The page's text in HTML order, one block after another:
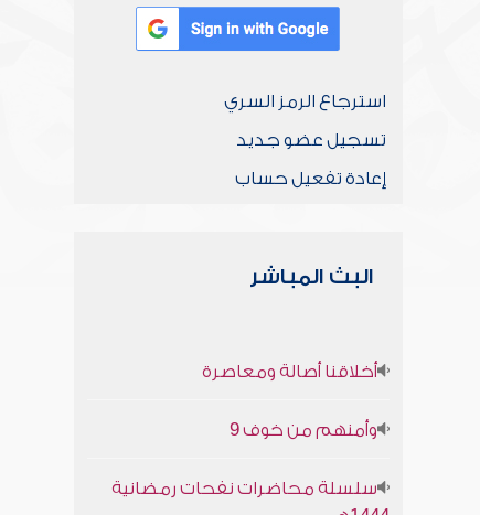
استرجاع الرمز السري
تسجيل عضو جديد
إعادة تفعيل حساب
البث المباشر
أخلاقنا أصالة ومعاصرة
وأمنهم من خوف 9
سلسلة محاضرات نفحات رمضانية